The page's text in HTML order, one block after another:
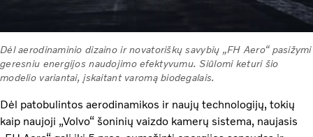
Dėl aerodinaminio dizaino ir novatoriškų savybių „FH Aero“ pasižymi
geresniu energijos naudojimo efektyvumu. Siūlomi keturi šio
modelio variantai, įskaitant varomą biodegalais.
Dėl patobulintos aerodinamikos ir naujų technologijų, tokių
kaip naujoji „Volvo“ šoninių vaizdo kamerų sistema, naujasis